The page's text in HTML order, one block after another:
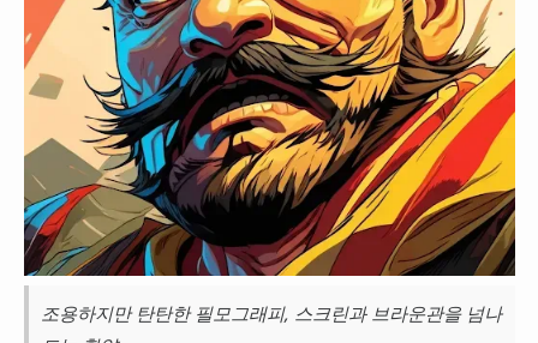
조용하지만 탄탄한 필모그래피, 스크린과 브라운관을 넘나